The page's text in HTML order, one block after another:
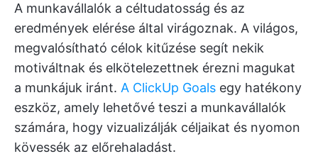
A munkavállalók a céltudatosság és az
eredmények elérése által virágoznak. A világos,
megvalósítható célok kitűzése segít nekik
motiváltnak és elkötelezettnek érezni magukat
a munkájuk iránt. A ClickUp Goals egy hatékony
eszköz, amely lehetővé teszi a munkavállalók
számára, hogy vizualizálják céljaikat és nyomon
kövessék az előrehaladást.